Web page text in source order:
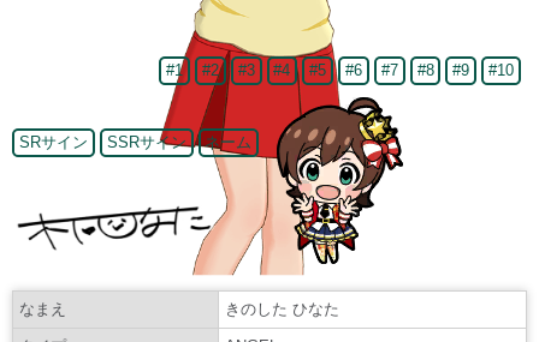
#1 #2 #3 #4 #5 #6 #7 #8 #9 #10
SRサイン SSRサイン ネーム
なまえ きのした ひなた